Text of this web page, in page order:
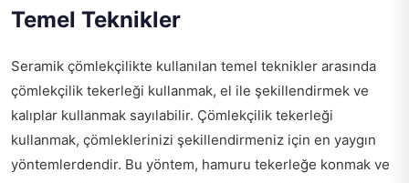
Temel Teknikler
Seramik çömlekçilikte kullanılan temel teknikler arasında
çömlekçilik tekerleği kullanmak, el ile şekillendirmek ve
kalıplar kullanmak sayılabilir. Çömlekçilik tekerleği
kullanmak, çömleklerinizi şekillendirmeniz için en yaygın
yöntemlerdendir. Bu yöntem, hamuru tekerleğe konmak ve